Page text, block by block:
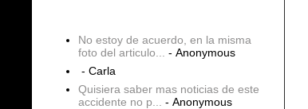
No estoy de acuerdo, en la misma
foto del articulo...
- Anonymous
- Carla
Quisiera saber mas noticias de este
accidente no p...
- Anonymous